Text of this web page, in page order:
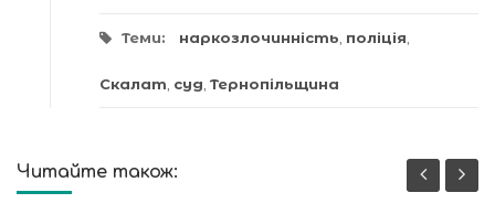
Теми: наркозлочинність поліція
Скалат суд Тернопільщина
Читайте також: